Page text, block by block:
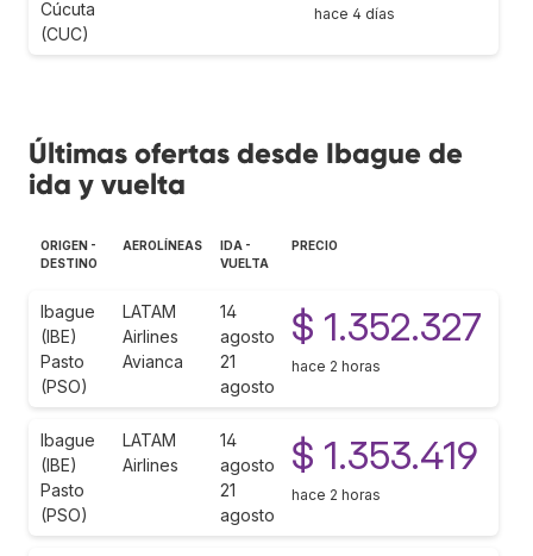
Cúcuta
(CUC)
hace 4 días
Últimas ofertas desde Ibague de
ida y vuelta
ORIGEN -
DESTINO
AEROLÍNEAS
IDA -
VUELTA
PRECIO
Ibague
(IBE)
Pasto
(PSO)
LATAM
Airlines
Avianca
14
agosto
21
agosto
$ 1.352.327
hace 2 horas
Ibague
(IBE)
Pasto
(PSO)
LATAM
Airlines
14
agosto
21
agosto
$ 1.353.419
hace 2 horas